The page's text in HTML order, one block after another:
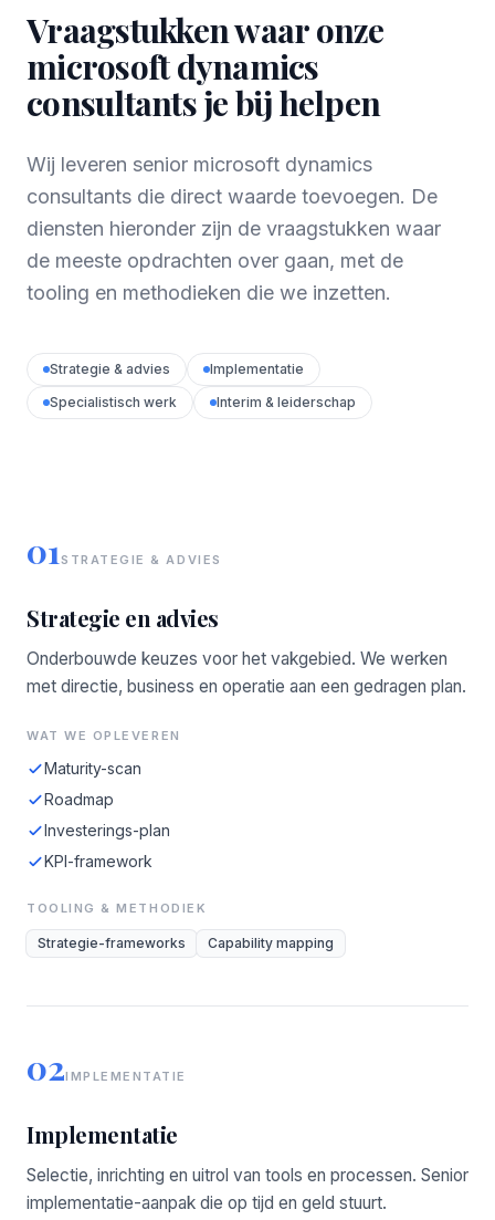
Vraagstukken waar onze
microsoft dynamics
consultants je bij helpen
Wij leveren senior microsoft dynamics
consultants die direct waarde toevoegen. De
diensten hieronder zijn de vraagstukken waar
de meeste opdrachten over gaan, met de
tooling en methodieken die we inzetten.
Strategie & advies
Implementatie
Specialistisch werk
Interim & leiderschap
01STRATEGIE & ADVIES
Strategie en advies
Onderbouwde keuzes voor het vakgebied. We werken
met directie, business en operatie aan een gedragen plan.
WAT WE OPLEVEREN
Maturity-scan
Roadmap
Investerings-plan
KPI-framework
TOOLING & METHODIEK
Strategie-frameworks Capability mapping
02IMPLEMENTATIE
Implementatie
Selectie, inrichting en uitrol van tools en processen. Senior
implementatie-aanpak die op tijd en geld stuurt.